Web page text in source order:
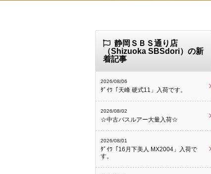
静岡ＳＢＳ通り店
（Shizuoka SBSdori）の新
着記事
2026/08/06
ﾀﾞｲﾜ「天峰 硬式11」入荷です。
2026/08/02
☆中古バスルアー大量入荷☆
2026/08/01
ﾀﾞｲﾜ「16月下美人 MX2004」入荷で
す。